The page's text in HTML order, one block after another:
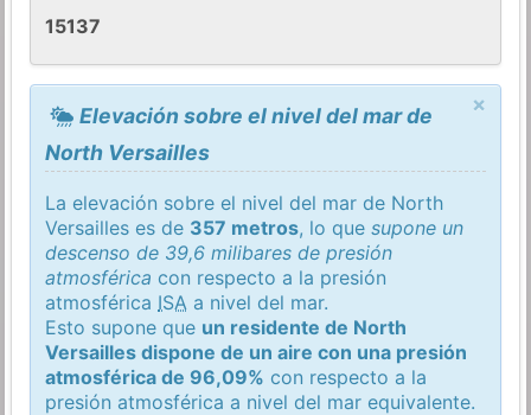
15137
×
Elevación sobre el nivel del mar de
North Versailles
La elevación sobre el nivel del mar de North
Versailles es de 357 metros, lo quesupone un
descenso de 39,6 milibares de presión
atmosférica con respecto a la presión
atmosférica ISA a nivel del mar.
Esto supone que un residente de North
Versailles dispone de un aire con una presión
atmosférica de 96,09% con respecto a la
presión atmosférica a nivel del mar equivalente.